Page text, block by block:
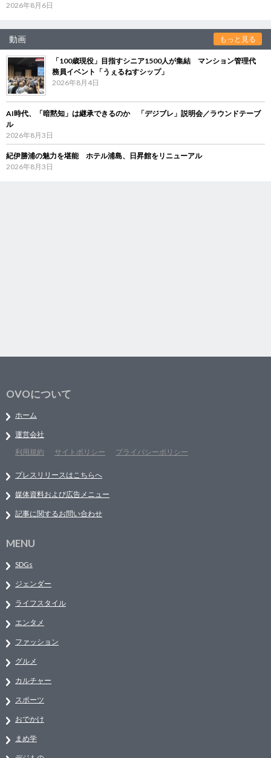
2026年8月6日
動画 もっと見る
「100歳現役」目指すシニア1500人が集結 マンション管理代
務員イベント「うぇるねすシップ」
2026年8月4日
AI時代、「暗黙知」は継承できるのか 「デジブレ」説明会／ラウンドテーブ
ル
2026年8月3日
紀伊勝浦の魅力を堪能 ホテル浦島、日昇館をリニューアル
2026年8月3日
OVOについて
ホーム
運営会社
利用規約
サイトポリシー プライバシーポリシー
プレスリリースはこちらへ
媒体資料および広告メニュー
記事に関するお問い合わせ
MENU
SDGs
ジェンダー
ライフスタイル
エンタメ
ファッション
グルメ
カルチャー
スポーツ
おでかけ
まめ学